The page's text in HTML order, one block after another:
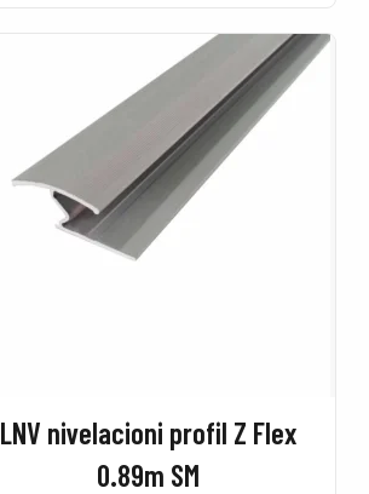
LNV nivelacioni profil Z Flex
0.89m SM